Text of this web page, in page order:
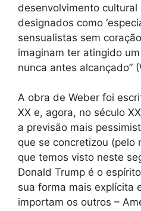
desenvolvimento cultural
designados como
sensualistas sem
imaginam ter atingido
nunca antes alcançado”
A obra de Weber foi
XX e, agora, no século
a previsão mais
que se concretizou (pelo
que temos visto neste
Donald Trump é o
sua forma mais explícita
importam os outros –